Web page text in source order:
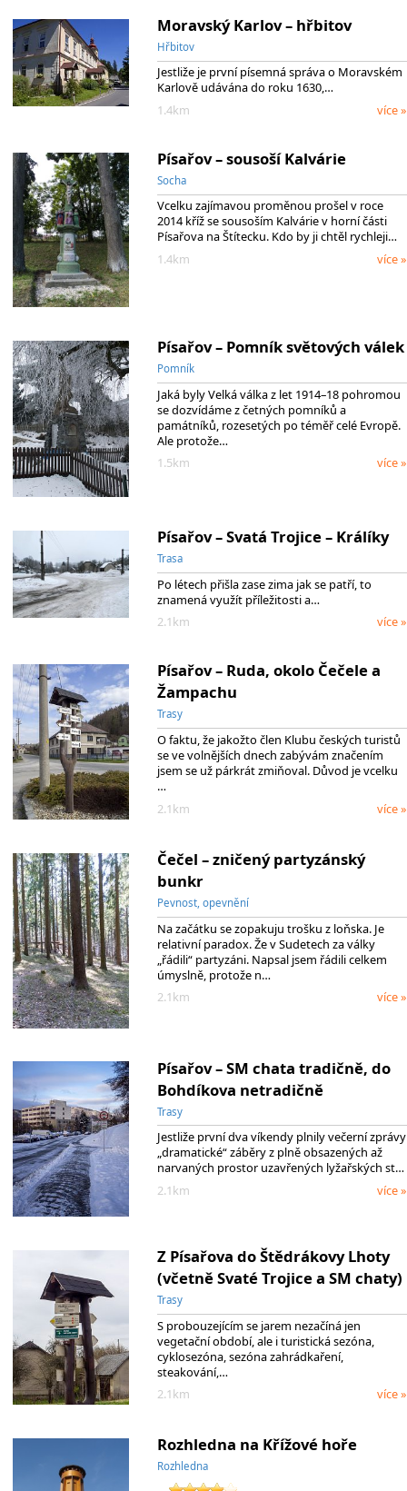
Moravský Karlov – hřbitov
Hřbitov
Jestliže je první písemná správa o Moravském
Karlově udávána do roku 1630,…
1.4km
více »
Písařov – sousoší Kalvárie
Socha
Vcelku zajímavou proměnou prošel v roce
2014 kříž se sousoším Kalvárie v horní části
Písařova na Štítecku. Kdo by ji chtěl rychleji…
1.4km
více »
Písařov – Pomník světových válek
Pomník
Jaká byly Velká válka z let 1914–18 pohromou
se dozvídáme z četných pomníků a
památníků, rozesetých po téměř celé Evropě.
Ale protože…
1.5km
více »
Písařov – Svatá Trojice – Králíky
Trasa
Po létech přišla zase zima jak se patří, to
znamená využít příležitosti a…
2.1km
více »
Písařov – Ruda, okolo Čečele a
Žampachu
Trasy
O faktu, že jakožto člen Klubu českých turistů
se ve volnějších dnech zabývám značením
jsem se už párkrát zmiňoval. Důvod je vcelku
…
2.1km
více »
Čečel – zničený partyzánský
bunkr
Pevnost, opevnění
Na začátku se zopakuju trošku z loňska. Je
relativní paradox. Že v Sudetech za války
„řádili“ partyzáni. Napsal jsem řádili celkem
úmyslně, protože n…
2.1km
více »
Písařov – SM chata tradičně, do
Bohdíkova netradičně
Trasy
Jestliže první dva víkendy plnily večerní zprávy
„dramatické“ záběry z plně obsazených až
narvaných prostor uzavřených lyžařských st…
2.1km
více »
Z Písařova do Štědrákovy Lhoty
(včetně Svaté Trojice a SM chaty)
Trasy
S probouzejícím se jarem nezačíná jen
vegetační období, ale i turistická sezóna,
cyklosezóna, sezóna zahrádkaření,
steakování,…
2.1km
více »
Rozhledna na Křížové hoře
Rozhledna